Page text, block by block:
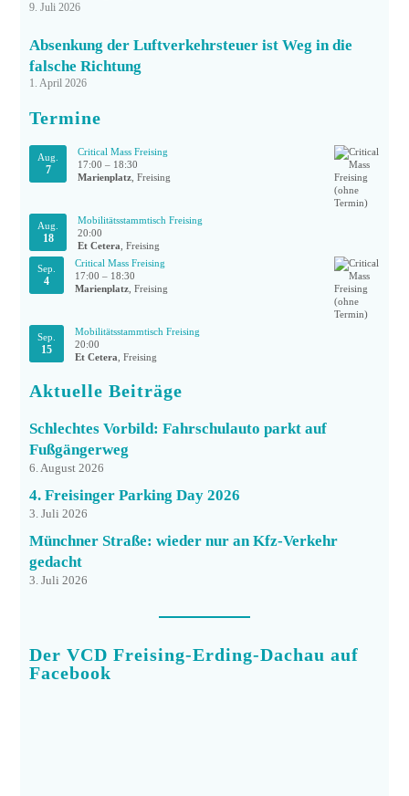
9. Juli 2026
Absenkung der Luftverkehrsteuer ist Weg in die
falsche Richtung
1. April 2026
Termine
Aug.
7
Critical Mass Freising
17:00 – 18:30
Marienplatz , Freising
Aug.
18
Mobilitätsstammtisch Freising
20:00
Et Cetera , Freising
Sep.
4
Critical Mass Freising
17:00 – 18:30
Marienplatz , Freising
Sep.
15
Mobilitätsstammtisch Freising
20:00
Et Cetera , Freising
Aktuelle Beiträge
Schlechtes Vorbild: Fahrschulauto parkt auf
Fußgängerweg
6. August 2026
4. Freisinger Parking Day 2026
3. Juli 2026
Münchner Straße: wieder nur an Kfz-Verkehr
gedacht
3. Juli 2026
Der VCD Freising-Erding-Dachau auf
Facebook